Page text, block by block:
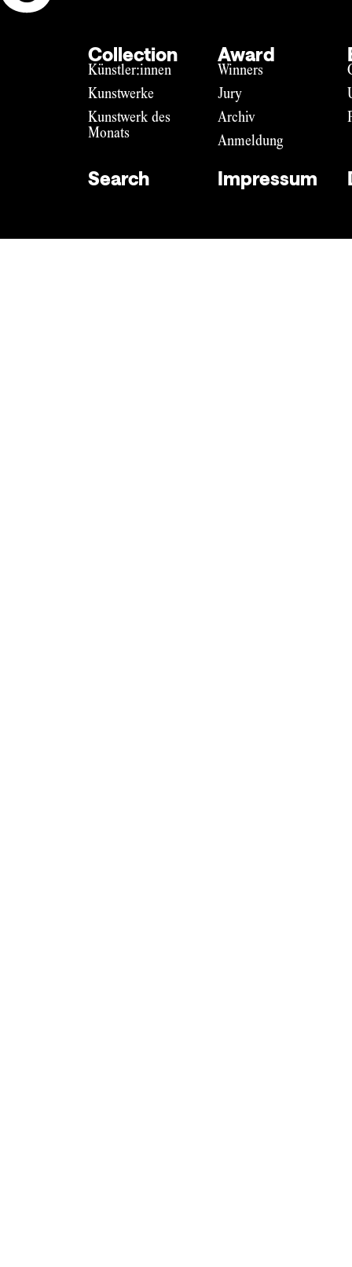
Collection
Künstler:innen
Kunstwerke
Kunstwerk des
Monats
Award
Winners
Jury
Archiv
Anmeldung
Search Impressum